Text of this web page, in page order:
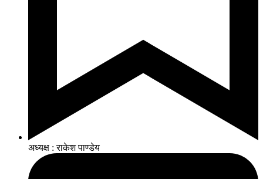
अध्यक्ष : राकेश पाण्डेय